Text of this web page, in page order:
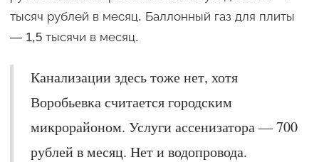
тысяч рублей в месяц. Баллонный газ для плиты
— 1,5 тысячи в месяц.
Канализации здесь тоже нет, хотя
Воробьевка считается городским
микрорайоном. Услуги ассенизатора — 700
рублей в месяц. Нет и водопровода.